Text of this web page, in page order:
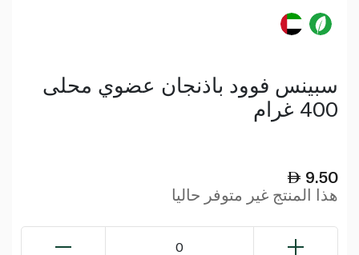
سبينس فوود باذنجان عضوي محلى
400 غرام
9.50
هذا المنتج غير متوفر حاليا
0